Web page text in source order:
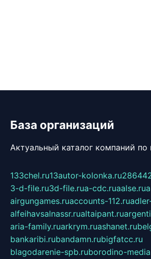
База организаций
Актуальный каталог компаний по
133chel.ru13autor-kolonka.ru
3-d-file.ru3d-file.rua-cdc.ruaalse.ru
airgungames.ruaccounts-112.ru
alfeihavsalnassr.rualtaipant.ru
aria-family.ruarkrym.ruashanet.ru
bankaribi.rubandamn.rubigfatcc.ru
blagodarenie-spb.ruborodino-